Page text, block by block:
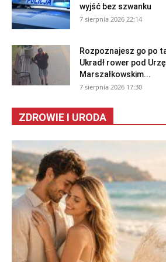
wyjść bez szwanku
7 sierpnia 2026 22:14
Rozpoznajesz go po
Ukradł rower pod
Marszałkowskim...
7 sierpnia 2026 17:30
ZDROWIE I URODA